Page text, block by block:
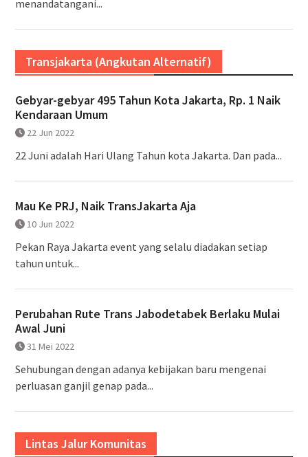
menandatangani...
Transjakarta (Angkutan Alternatif)
Gebyar-gebyar 495 Tahun Kota Jakarta, Rp. 1 Naik
Kendaraan Umum
22 Jun 2022
22 Juni adalah Hari Ulang Tahun kota Jakarta. Dan pada...
Mau Ke PRJ, Naik TransJakarta Aja
10 Jun 2022
Pekan Raya Jakarta event yang selalu diadakan setiap
tahun untuk...
Perubahan Rute Trans Jabodetabek Berlaku Mulai
Awal Juni
31 Mei 2022
Sehubungan dengan adanya kebijakan baru mengenai
perluasan ganjil genap pada...
Lintas Jalur Komunitas